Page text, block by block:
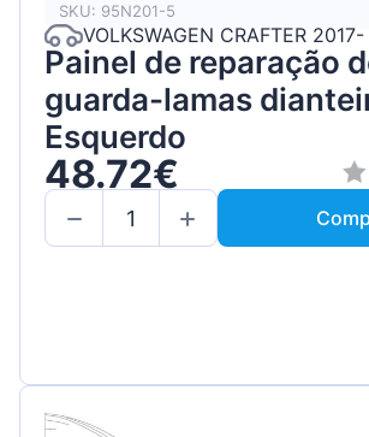
SKU: 95N201-5
VOLKSWAGEN CRAFTER 2017-
Painel de reparação
guarda-lamas
Esquerdo
48.72€